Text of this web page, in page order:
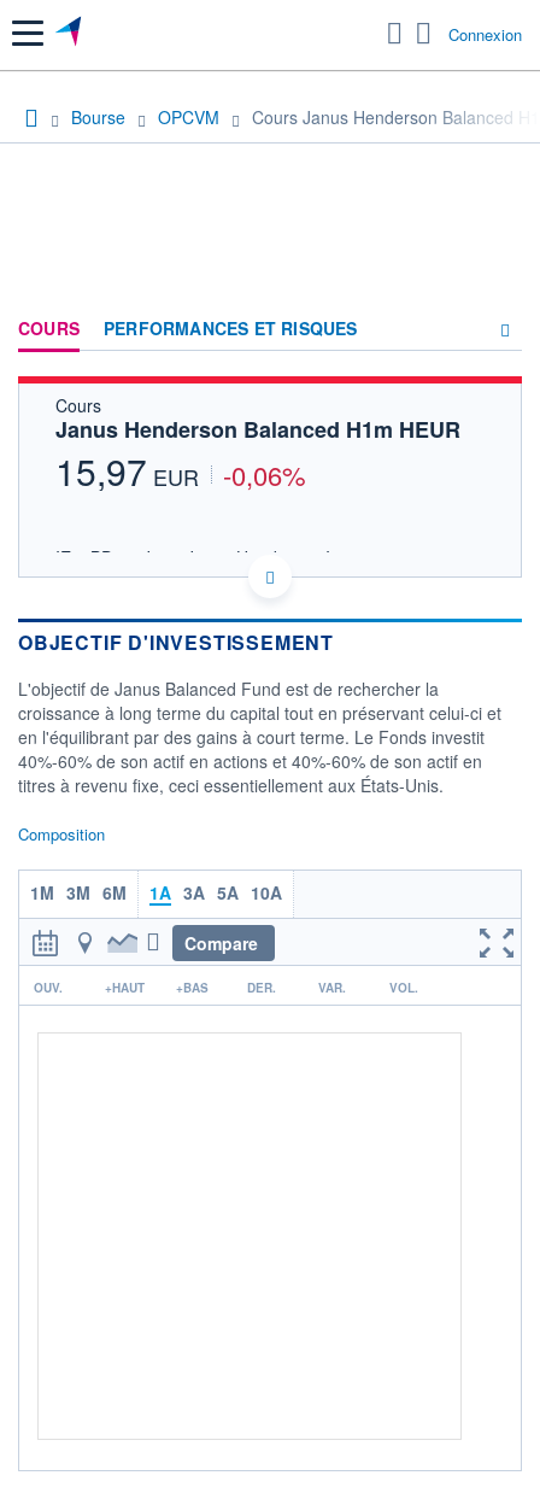
Menu Connexion
Bourse OPCVM Cours Janus Henderson Balanced
COURS PERFORMANCES ET RISQUES
Cours
Janus Henderson Balanced H1m HEUR
15,97 EUR -0,06%
IE00BD860J92 - Janus Henderson Investors
OPCVM DERNIER COURS CONNU AU 06/08/2026
04/12 08/04
15
CATÉGORIE MORNINGSTAR
Allocation EUR Modérée -
International
FONDS PARTENAIRES
TARIFS PRIVILÉGIÉS 0%
ÉLIGIBILITÉ
PEA PEA-PME BOURSOVIE LUX
BOURSOVIE
CTO BUSINESS
OBJECTIF D'INVESTISSEMENT
L'objectif de Janus Balanced Fund est de rechercher la
croissance à long terme du capital tout en préservant celui-ci et
en l'équilibrant par des gains à court terme. Le Fonds investit
40%-60% de son actif en actions et 40%-60% de son actif en
titres à revenu fixe, ceci essentiellement aux États-Unis.
Composition
1M 3M 6M 1A 3A 5A 10A
Compare
r
OUV. +HAUT +BAS DER. VAR. VOL.